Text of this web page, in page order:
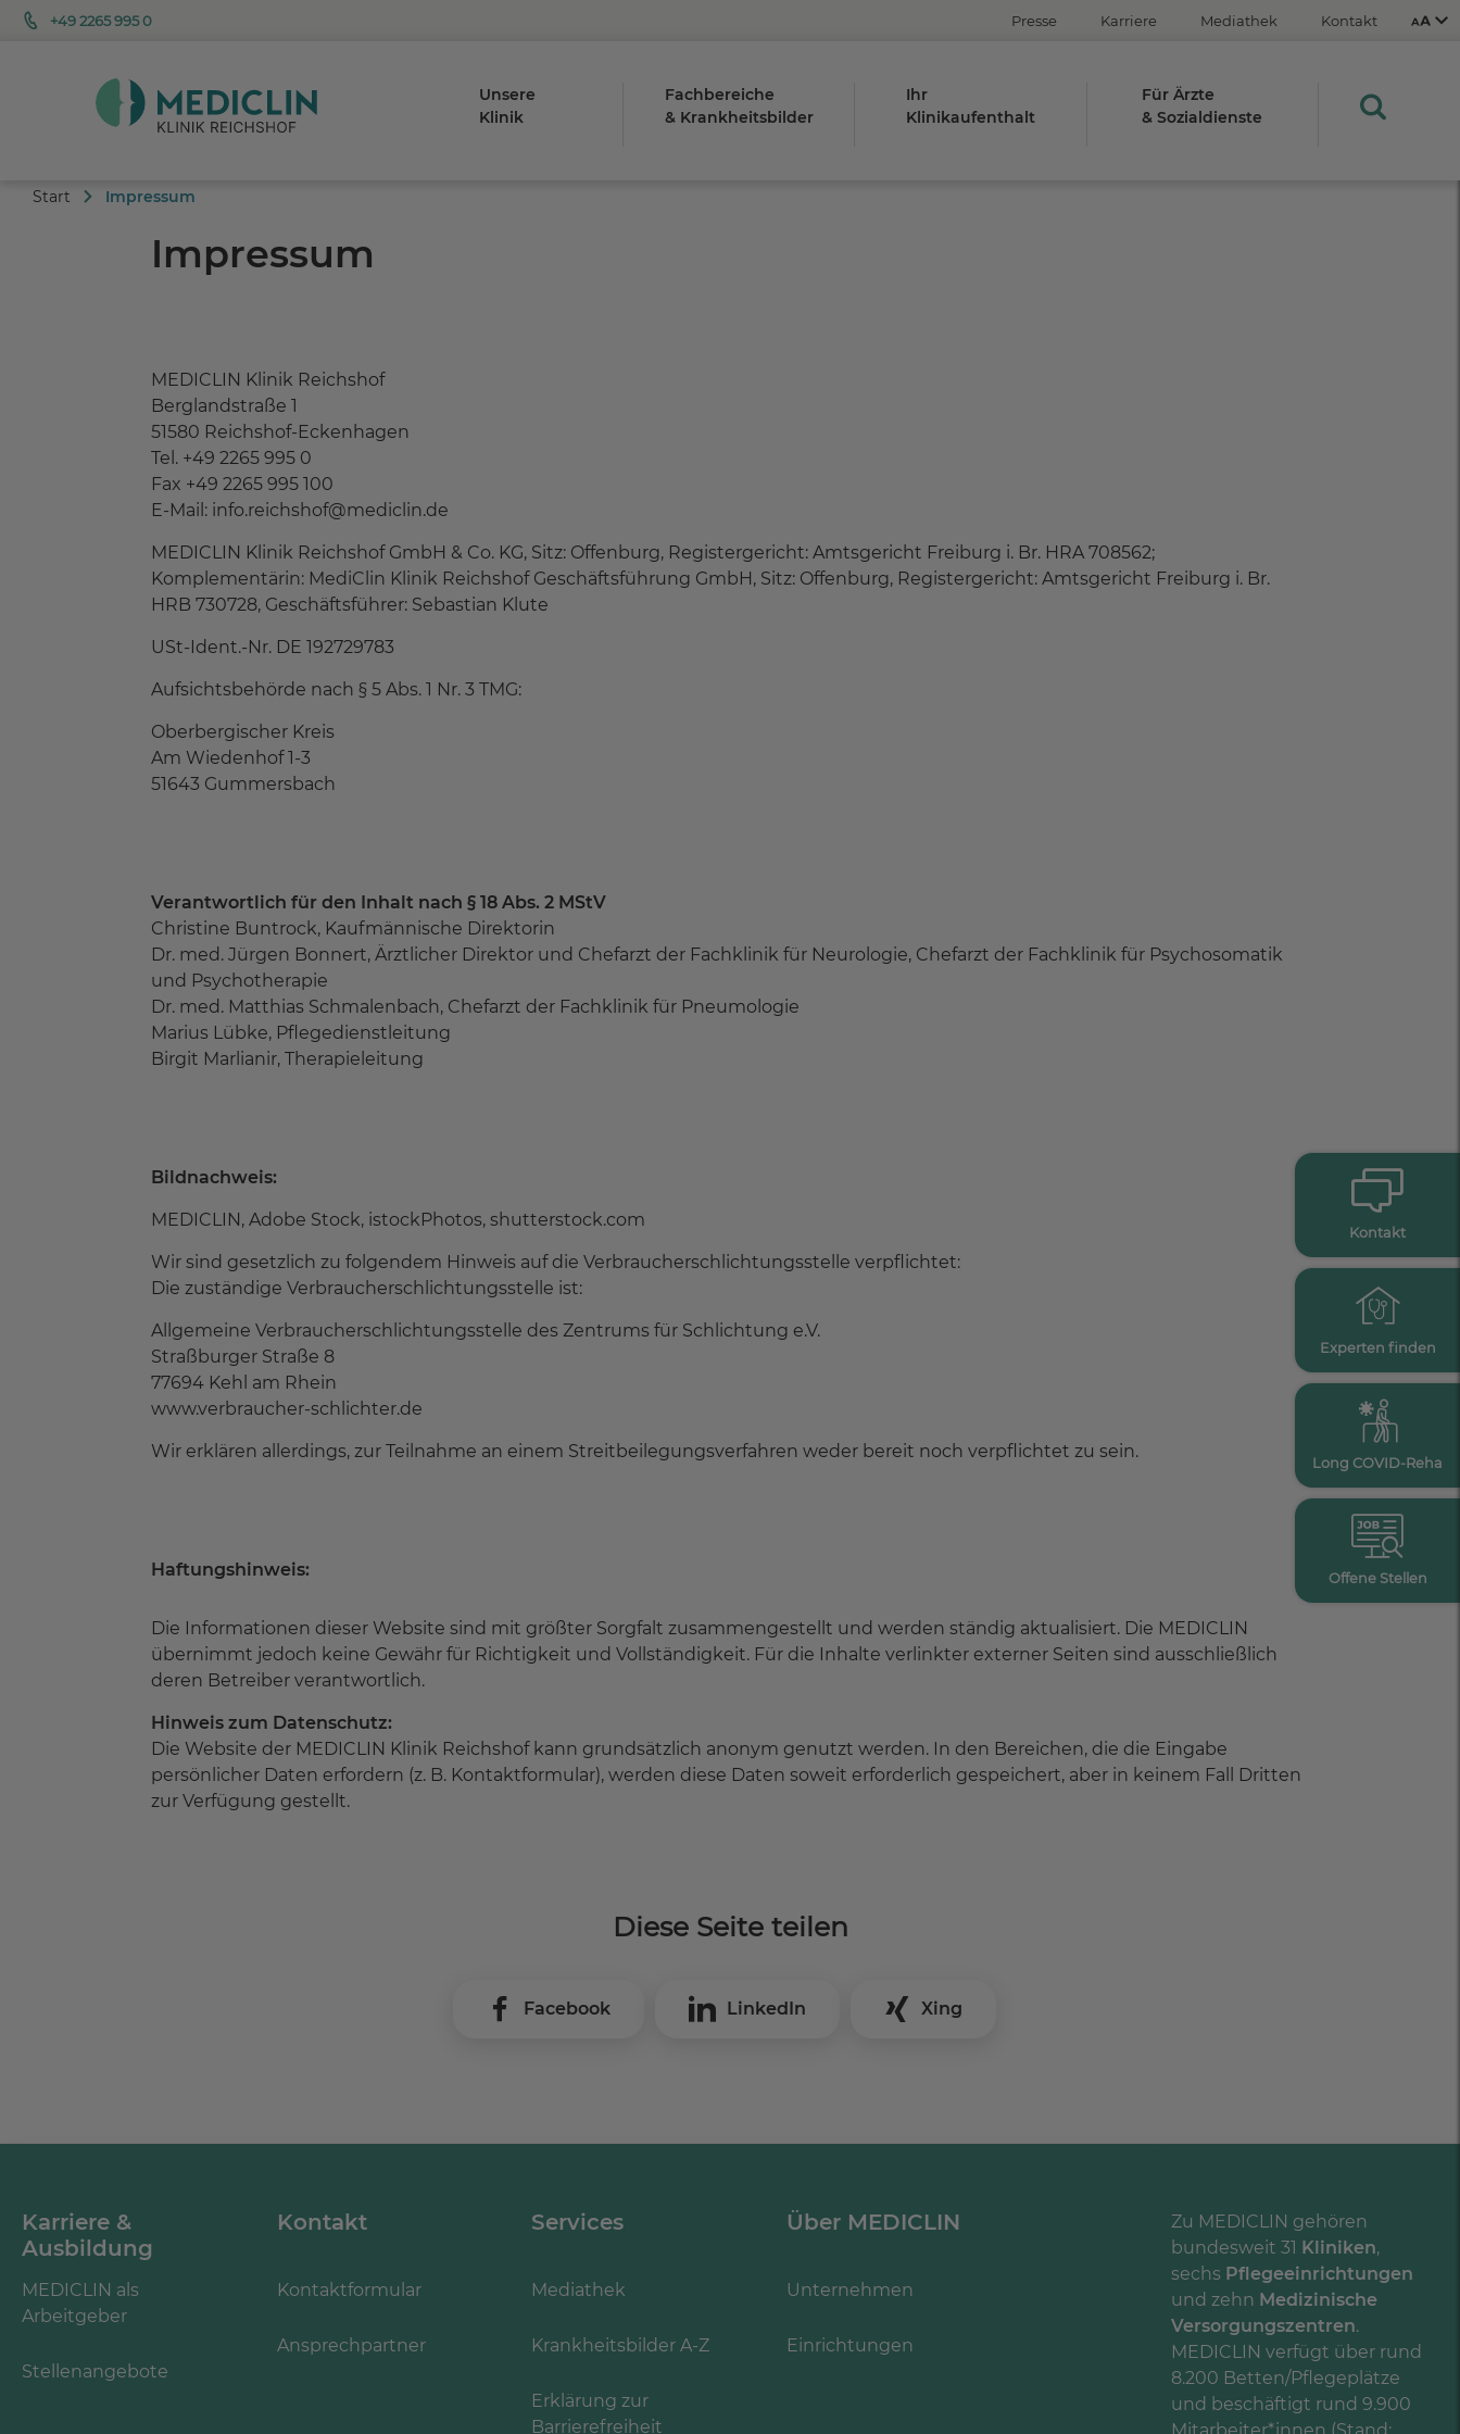
+49 2265 995 0 Presse Karriere Mediathek Kontakt
Unsere
Klinik
Fachbereiche
& Krankheitsbilder
Ihr
Klinikaufenthalt
Für Ärzte
& Sozialdienste
Start Impressum
Impressum
MEDICLIN Klinik Reichshof
Berglandstraße 1
51580 Reichshof-Eckenhagen
Tel. +49 2265 995 0
Fax +49 2265 995 100
E-Mail: info.reichshof@mediclin.de
MEDICLIN Klinik Reichshof GmbH & Co. KG, Sitz: Offenburg, Registergericht: Amtsgericht Freiburg i. Br. HRA 708562;
Komplementärin: MediClin Klinik Reichshof Geschäftsführung GmbH, Sitz: Offenburg, Registergericht: Amtsgericht Freiburg i. Br.
HRB 730728, Geschäftsführer: Sebastian Klute
USt-Ident.-Nr. DE 192729783
Aufsichtsbehörde nach § 5 Abs. 1 Nr. 3 TMG:
Oberbergischer Kreis
Am Wiedenhof 1-3
51643 Gummersbach
Verantwortlich für den Inhalt nach § 18 Abs. 2 MStV
Christine Buntrock, Kaufmännische Direktorin
Dr. med. Jürgen Bonnert, Ärztlicher Direktor und Chefarzt der Fachklinik für Neurologie, Chefarzt der Fachklinik für Psychosomatik
und Psychotherapie
Dr. med. Matthias Schmalenbach, Chefarzt der Fachklinik für Pneumologie
Marius Lübke, Pflegedienstleitung
Birgit Marlianir, Therapieleitung
Bildnachweis:
MEDICLIN, Adobe Stock, istockPhotos, shutterstock.com
Wir sind gesetzlich zu folgendem Hinweis auf die Verbraucherschlichtungsstelle verpflichtet:
Die zuständige Verbraucherschlichtungsstelle ist:
Allgemeine Verbraucherschlichtungsstelle des Zentrums für Schlichtung e.V.
Straßburger Straße 8
77694 Kehl am Rhein
www.verbraucher-schlichter.de
Wir erklären allerdings, zur Teilnahme an einem Streitbeilegungsverfahren weder bereit noch verpflichtet zu sein.
Haftungshinweis:
Die Informationen dieser Website sind mit größter Sorgfalt zusammengestellt und werden ständig aktualisiert. Die MEDICLIN
übernimmt jedoch keine Gewähr für Richtigkeit und Vollständigkeit. Für die Inhalte verlinkter externer Seiten sind ausschließlich
deren Betreiber verantwortlich.
Hinweis zum Datenschutz:
Die Website der MEDICLIN Klinik Reichshof kann grundsätzlich anonym genutzt werden. In den Bereichen, die die Eingabe
persönlicher Daten erfordern (z. B. Kontaktformular), werden diese Daten soweit erforderlich gespeichert, aber in keinem Fall Dritten
zur Verfügung gestellt.
Diese Seite teilen
Facebook LinkedIn Xing
Karriere &
Ausbildung
MEDICLIN als
Arbeitgeber
Stellenangebote
Kontakt
Kontaktformular
Ansprechpartner
Services
Mediathek
Krankheitsbilder A-Z
Erklärung zur
Barrierefreiheit
Über MEDICLIN
Unternehmen
Einrichtungen
Zu MEDICLIN gehören
bundesweit 31 Kliniken,
sechs Pflegeeinrichtungen
und zehn Medizinische
Versorgungszentren.
MEDICLIN verfügt über rund
8.200 Betten/Pflegeplätze
und beschäftigt rund 9.900
Kontakt
Experten finden
Long COVID-Reha
Offene Stellen